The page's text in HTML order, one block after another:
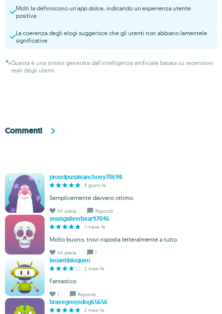
Molti la definiscono un'app dolce, indicando un'esperienza utente
positiva
La coerenza degli elogi suggerisce che gli utenti non abbiano lamentele
significative
Questa è una sintesi generata dall'intelligenza artificiale basata su recensioni
reali degli utenti.
Commenti
proudpurpleanchovy70698
6 giorni fa
Semplicemente davvero ottimo.
Mi piace Rispondi
youngsilverbear97046
1 mese fa
Molto buono, trovi risposta letteralmente a tutto.
Mi piace 1
leoantibloqueo
2 mesi fa
Fantastico
1 Rispondi
bravegreendog65656
2 mesi fa